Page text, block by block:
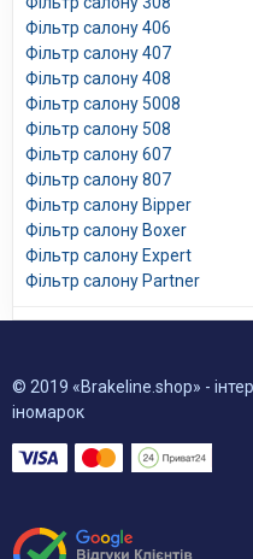
Фільтр салону 406
Фільтр салону 407
Фільтр салону 408
Фільтр салону 5008
Фільтр салону 508
Фільтр салону 607
Фільтр салону 807
Фільтр салону Bipper
Фільтр салону Boxer
Фільтр салону Expert
Фільтр салону Partner
© 2019 «Brakeline.shop» -
іномарок